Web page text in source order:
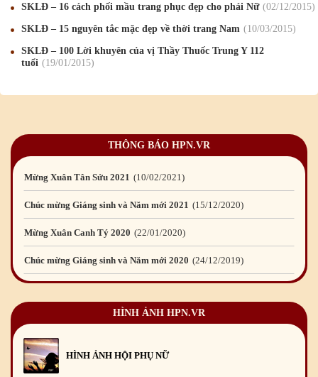
SKLĐ – 16 cách phối mầu trang phục đẹp cho phái Nữ 02/12/2015
SKLĐ – 15 nguyên tắc mặc đẹp về thời trang Nam 10/03/2015
SKLĐ – 100 Lời khuyên của vị Thầy Thuốc Trung Y 112
tuổi
19/01/2015
THÔNG BÁO HPN.VR
Chúc mừng Giáng sinh và Năm mới 2024 21 /12/2023
Chúc mừng Giáng sinh và Năm mới 2023
Mừng Xuân Nhâm Dần 2022 28/01/2022
Mừng Xuân Tân Sửu 2021 10 /02/2021
Chúc mừng Giáng sinh và Năm mới 2021
Mừng Xuân Canh Tý 2020 22/01/2020
Chúc mừng Giáng sinh và Năm mới 2020
Mừng Xuân Kỷ Hợi 2019 03/02/2019
Mừng Xuân Bính Ngọ 2026 15/02/2026
Chúc mừng Giáng sinh và Năm mới 2026
Chúc mừng Giáng sinh và Năm mới 2025
HÌNH ẢNH HPN.VR
HÌNH ẢNH HỘI PHỤ NỮ